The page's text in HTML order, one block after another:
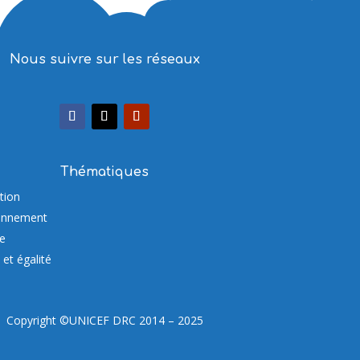
Nous suivre sur les réseaux
Thématiques
et égalité
Copyright ©UNICEF DRC 2014 – 2025